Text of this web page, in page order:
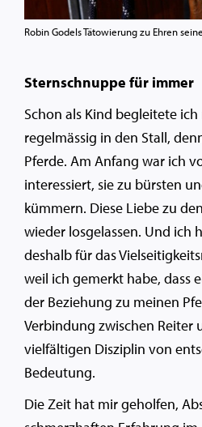
Robin Godels Tätowierung zu Ehren
Sternschnuppe für immer
Schon als Kind begleitete
regelmässig in den Stall,
Pferde. Am Anfang war ich
interessiert, sie zu bürsten
kümmern. Diese Liebe zu
wieder losgelassen. Und ich
deshalb für das
weil ich gemerkt habe, dass
der Beziehung zu meinen
Verbindung zwischen Reiter
vielfältigen Disziplin von
Bedeutung.
Die Zeit hat mir geholfen,